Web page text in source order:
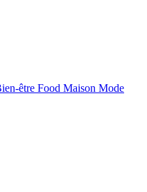
être Food Maison Mode